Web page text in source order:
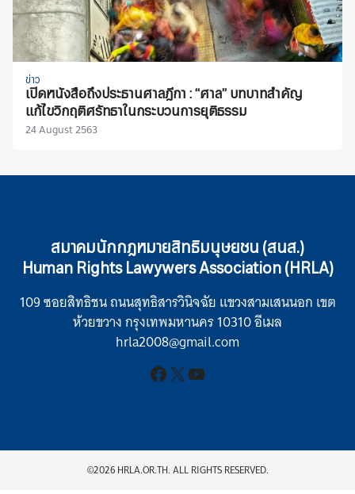
ข่าว
เปิดหนังสือถึงประธานศาลฎีกา : “ศาล” บทบาทสำคัญ
แก้ไขวิกฤติศรัทธาในกระบวนการยุติธรรม
24 August 2563
สมาคมนักกฎหมายสิทธิมนุษยชน (สนส.)
Human Rights Lawywers Association (HRLA)
109 ซอยสิทธิชน ถนนสุทธิสารวินิจฉัย แขวงสามเสนนอก เขต
ห้วยขวาง กรุงเทพมหานคร 10310 อีเมล
hrla2008@gmail.com
Facebook
X YouTube
©2026 HRLA.OR.TH. ALL RIGHTS RESERVED.